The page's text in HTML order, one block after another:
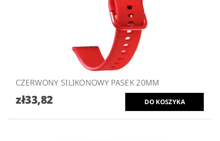
CZERWONY SILIKONOWY PASEK 20MM
zł33,82